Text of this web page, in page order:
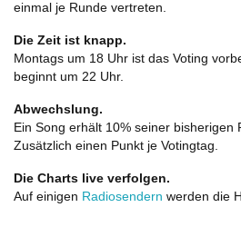
einmal je Runde vertreten.
Die Zeit ist knapp.
Montags um 18 Uhr ist das Voting
beginnt um 22 Uhr.
Abwechslung.
Ein Song erhält 10% seiner bisherigen
Zusätzlich einen Punkt je Votingtag.
Die Charts live verfolgen.
Auf einigen Radiosendern werden die